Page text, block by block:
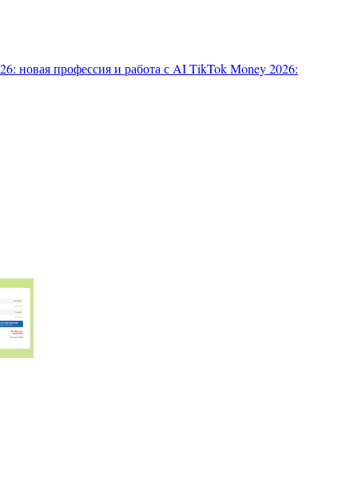
новая профессия и работа с AITikTok Money 2026: